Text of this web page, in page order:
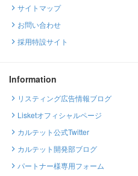
サイトマップ
お問い合わせ
採用特設サイト
Information
リスティング広告情報ブログ
Lisketオフィシャルページ
カルテット公式Twitter
カルテット開発部ブログ
パートナー様専用フォーム